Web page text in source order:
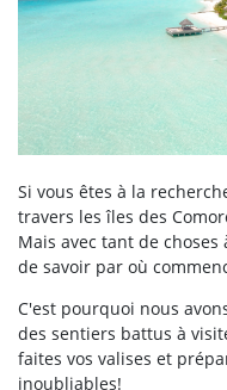
Si vous êtes à la
travers les îles des
Mais avec tant de
de savoir par où
C'est pourquoi nous
des sentiers battus à
faites vos valises et
inoubliables!